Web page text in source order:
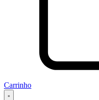
Carrinho